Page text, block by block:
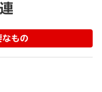
なもの